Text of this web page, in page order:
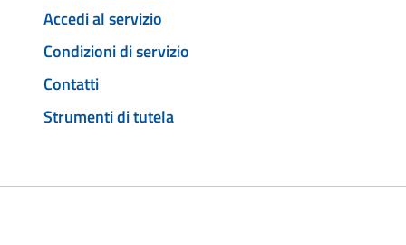
Accedi al servizio
Condizioni di servizio
Contatti
Strumenti di tutela